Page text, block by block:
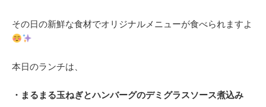
その日の新鮮な食材でオリジナルメニューが食べられますよ
本日のランチは、
・まるまる玉ねぎとハンバーグのデミグラスソース煮込み